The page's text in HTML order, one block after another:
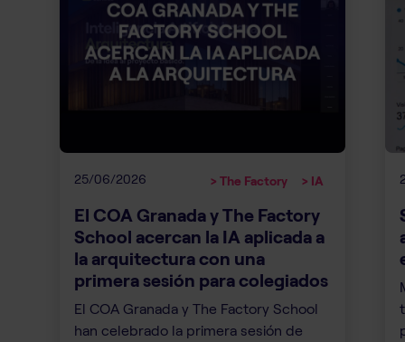
25/06/2026 > IA
> The Factory
El COA Granada y The Factory
School acercan la IA aplicada a
la arquitectura con una
primera sesión para colegiados
El COA Granada y The Factory School
han celebrado la primera sesión de